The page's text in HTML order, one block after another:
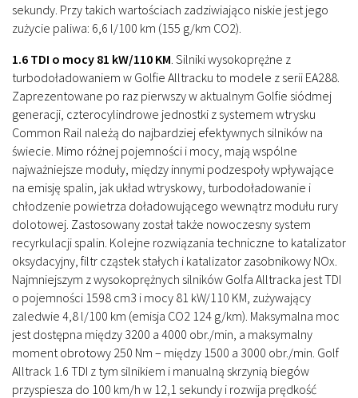
sekundy. Przy takich wartościach zadziwiająco niskie jest jego
zużycie paliwa: 6,6 l/100 km (155 g/km CO2).
1.6 TDI o mocy 81 kW/110 KM Silniki wysokoprężne z
turbodoładowaniem w Golfie Alltracku to modele z serii EA288.
Zaprezentowane po raz pierwszy w aktualnym Golfie siódmej
generacji, czterocylindrowe jednostki z systemem wtrysku
Common Rail należą do najbardziej efektywnych silników na
świecie. Mimo różnej pojemności i mocy, mają wspólne
najważniejsze moduły, między innymi podzespoły wpływające
na emisję spalin, jak układ wtryskowy, turbodoładowanie i
chłodzenie powietrza doładowującego wewnątrz modułu rury
dolotowej. Zastosowany został także nowoczesny system
recyrkulacji spalin. Kolejne rozwiązania techniczne to katalizator
oksydacyjny, filtr cząstek stałych i katalizator zasobnikowy NOx.
Najmniejszym z wysokoprężnych silników Golfa Alltracka jest TDI
o pojemności 1598 cm3 i mocy 81 kW/110 KM, zużywający
zaledwie 4,8 l/100 km (emisja CO2 124 g/km). Maksymalna moc
jest dostępna między 3200 a 4000 obr./min, a maksymalny
moment obrotowy 250 Nm – między 1500 a 3000 obr./min. Golf
Alltrack 1.6 TDI z tym silnikiem i manualną skrzynią biegów
przyspiesza do 100 km/h w 12,1 sekundy i rozwija prędkość